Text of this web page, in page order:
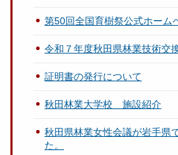
第50回全国育樹祭公式ホーム
令和７年度秋田県林業技術交
証明書の発行について
秋田林業大学校 施設紹介
秋田県林業女性会議が岩手県
た。